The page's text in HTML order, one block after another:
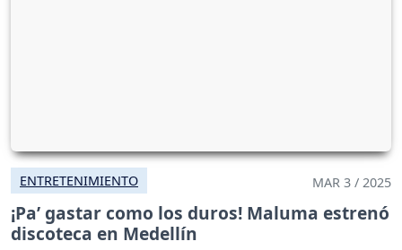
ENTRETENIMIENTO MAR 3 / 2025
¡Pa’ gastar como los duros! Maluma estrenó
discoteca en Medellín